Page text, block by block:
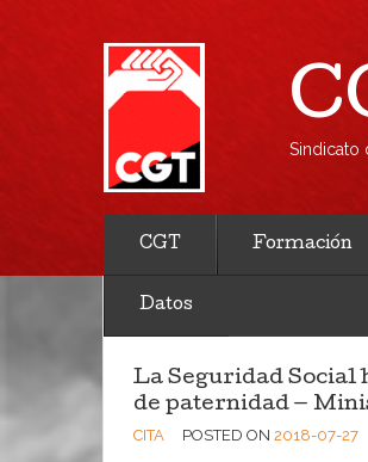
Sindicato
CGT Formación
Datos
La Seguridad Social
de paternidad —
CITA POSTED ON 2018-07-27